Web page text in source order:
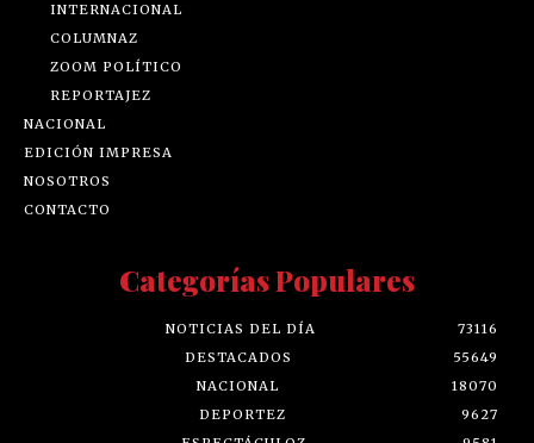
INTERNACIONAL
COLUMNAZ
ZOOM POLÍTICO
REPORTAJEZ
NACIONAL
EDICIÓN IMPRESA
NOSOTROS
CONTACTO
Categorías Populares
NOTICIAS DEL DÍA
73116
DESTACADOS
55649
NACIONAL
18070
DEPORTEZ
9627